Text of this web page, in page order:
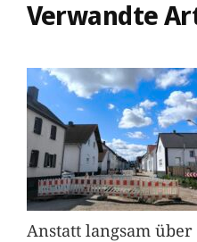
Verwandte
Anstatt langsam